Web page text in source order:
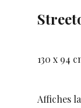
130 x 94
Affiches